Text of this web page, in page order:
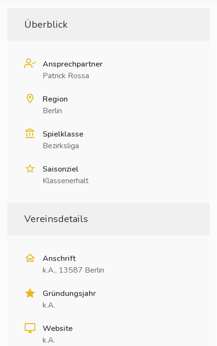
Überblick
Ansprechpartner
Patrick Rossa
Region
Berlin
Spielklasse
Bezirksliga
Saisonziel
Klassenerhalt
Vereinsdetails
Anschrift
k.A., 13587 Berlin
Gründungsjahr
k.A.
Website
k.A.